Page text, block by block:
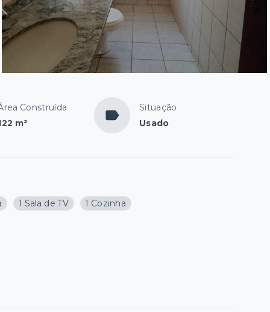
Construída
m²
Situação
Usado
1 Sala de TV 1 Cozinha